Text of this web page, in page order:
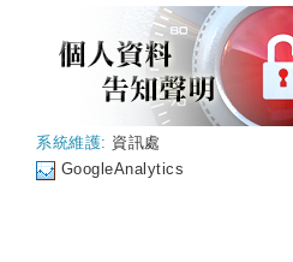
系統維護: 資訊處
GoogleAnalytics